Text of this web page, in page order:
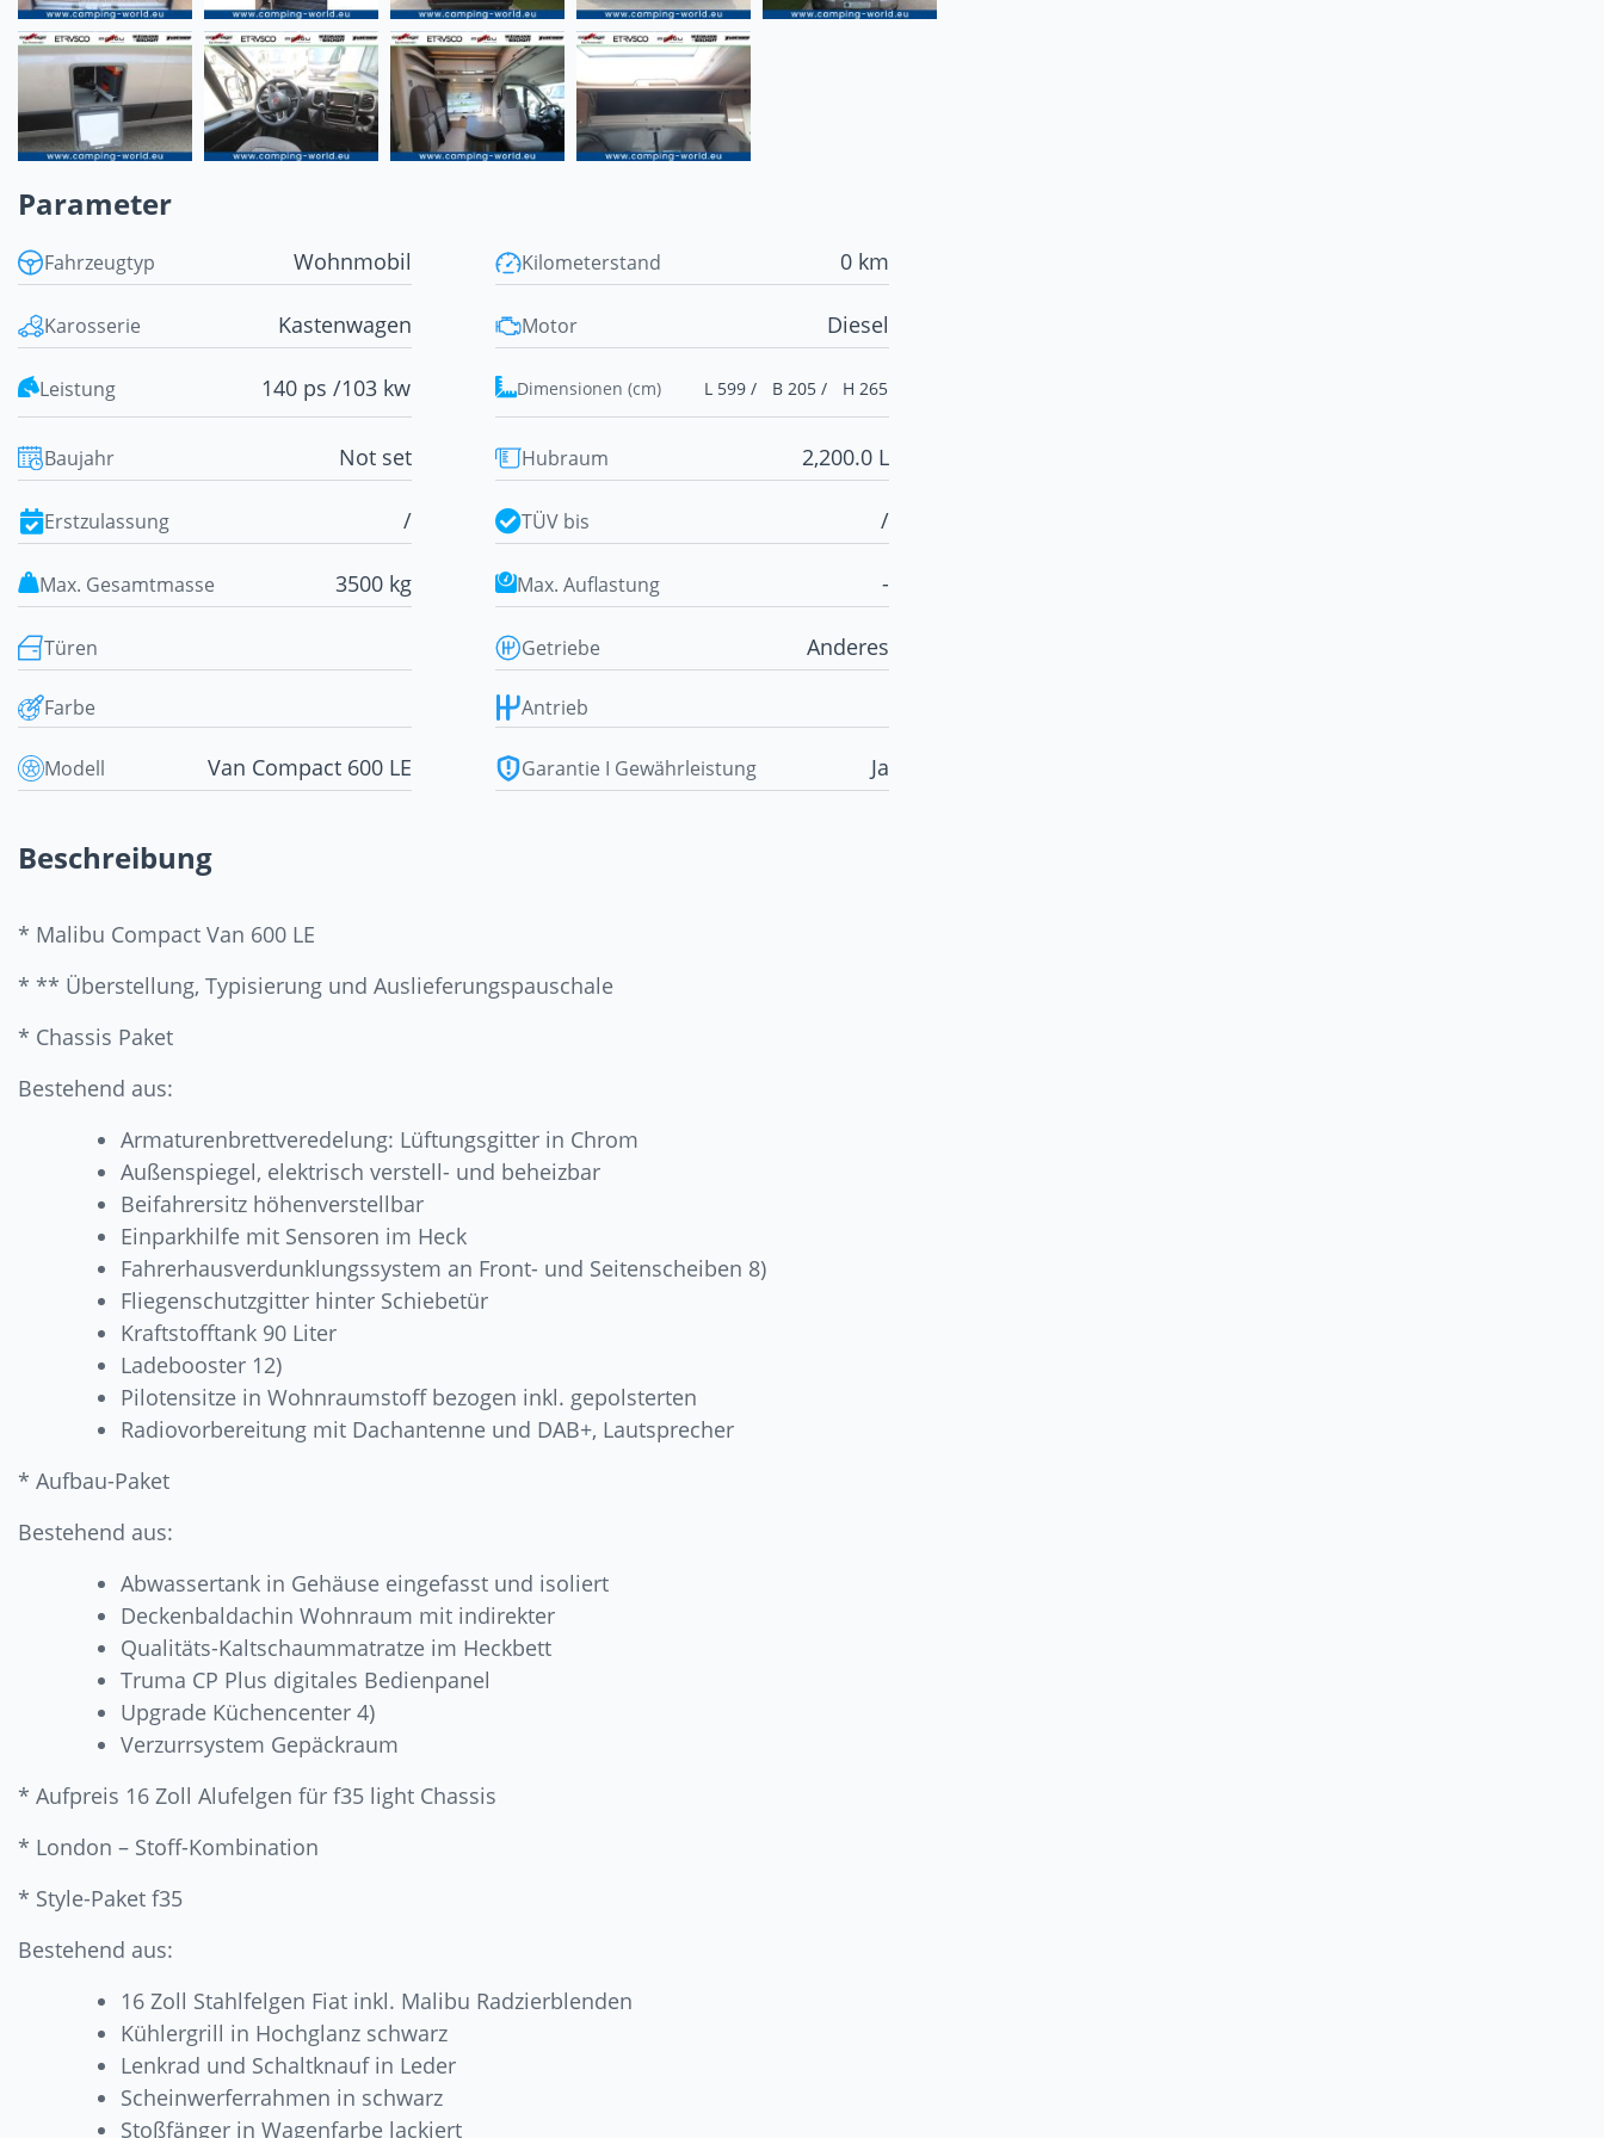
Parameter
Fahrzeugtyp Wohnmobil Kilometerstand 0 km
Karosserie Kastenwagen Motor Diesel
Leistung 140 ps /103 kw Dimensionen (cm) L 599 / B 205 / H 265
Baujahr Not set Hubraum 2,200.0 L
Erstzulassung / TÜV bis /
Max. Gesamtmasse 3500 kg Max. Auflastung -
Türen Getriebe Anderes
Farbe Antrieb
Modell Van Compact 600 LE Garantie I Gewährleistung Ja
Beschreibung
* Malibu Compact Van 600 LE
* ** Überstellung, Typisierung und Auslieferungspauschale
* Chassis Paket
Bestehend aus:
Armaturenbrettveredelung: Lüftungsgitter in Chrom
Außenspiegel, elektrisch verstell- und beheizbar
Beifahrersitz höhenverstellbar
Einparkhilfe mit Sensoren im Heck
Fahrerhausverdunklungssystem an Front- und Seitenscheiben 8)
Fliegenschutzgitter hinter Schiebetür
Kraftstofftank 90 Liter
Ladebooster 12)
Pilotensitze in Wohnraumstoff bezogen inkl. gepolsterten
Radiovorbereitung mit Dachantenne und DAB+, Lautsprecher
* Aufbau-Paket
Bestehend aus:
Abwassertank in Gehäuse eingefasst und isoliert
Deckenbaldachin Wohnraum mit indirekter
Qualitäts-Kaltschaummatratze im Heckbett
Truma CP Plus digitales Bedienpanel
Upgrade Küchencenter 4)
Verzurrsystem Gepäckraum
* Aufpreis 16 Zoll Alufelgen für f35 light Chassis
* London – Stoff-Kombination
* Style-Paket f35
Bestehend aus:
16 Zoll Stahlfelgen Fiat inkl. Malibu Radzierblenden
Kühlergrill in Hochglanz schwarz
Lenkrad und Schaltknauf in Leder
Scheinwerferrahmen in schwarz
Stoßfänger in Wagenfarbe lackiert